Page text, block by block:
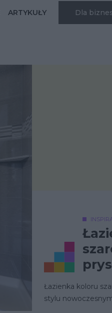
ARTYKUŁY Dla
Łazienka koloru
stylu